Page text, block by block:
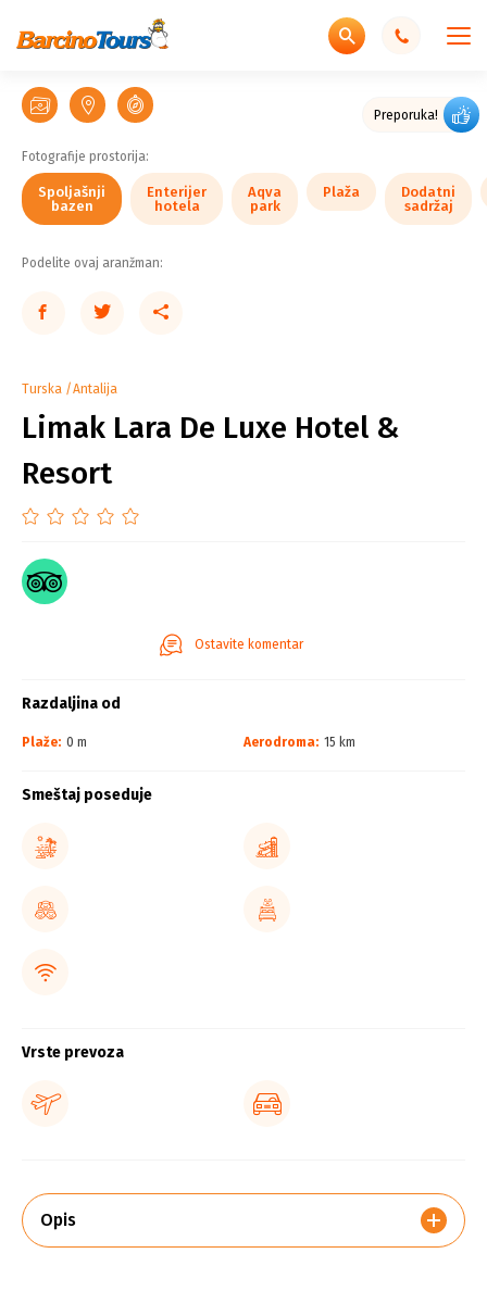
Preporuka!
Spoljašnji
bazen
Spoljašnji
bazen
Spoljašnji
bazen
Spoljašnji
bazen
Spoljašnji
bazen
Enterijer
hotela
Aqva
park
Aqva
park
Aqva
park
Plaža
Dodatni
sadržaj
Dodatni
sadržaj
Dodatni
sadržaj
Restoran
Restoran
Restoran
Restoran
Dečiji
restoran
Bar
Bar
Bar
Bar
Bar
Bar
Enterijer
sobe
Enterijer
sobe
Enterijer
sobe
Enterijer
kupatila
Fotografije prostorija:
Spoljašnji
bazen
Enterijer
hotela
Aqva
park
Plaža
Dodatni
sadržaj
Podelite ovaj aranžman:
Turska Antalija
Limak Lara De Luxe Hotel &
Resort
Ostavite komentar
Razdaljina od
Plaže: 0 m Aerodroma: 15 km
Smeštaj poseduje
Vrste prevoza
Opis